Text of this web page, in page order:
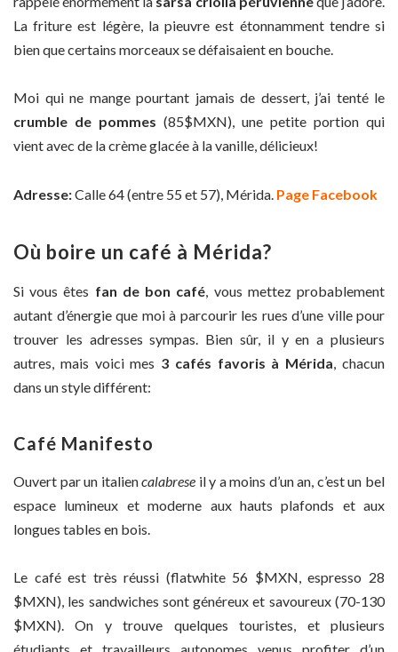
La friture est légère, la pieuvre est étonnamment tendre si
bien que certains morceaux se défaisaient en bouche.
Moi qui ne mange pourtant jamais de dessert, j’ai tenté le
crumble de pommes (85$MXN), une petite portion qui
vient avec de la crème glacée à la vanille, délicieux!
Adresse:Calle 64 (entre 55 et 57), Mérida. Page Facebook
Où boire un café à Mérida?
Si vous êtes fan de bon café, vous mettez probablement
autant d’énergie que moi à parcourir les rues d’une ville pour
trouver les adresses sympas. Bien sûr, il y en a plusieurs
autres, mais voici mes 3 cafés favoris à Mérida, chacun
dans un style différent:
Café Manifesto
Ouvert par un italiencalabrese il y a moins d’un an, c’est un bel
espace lumineux et moderne aux hauts plafonds et aux
longues tables en bois.
Le café est très réussi (flatwhite 56 $MXN, espresso 28
$MXN), les sandwiches sont généreux et savoureux (70-130
$MXN). On y trouve quelques touristes, et plusieurs